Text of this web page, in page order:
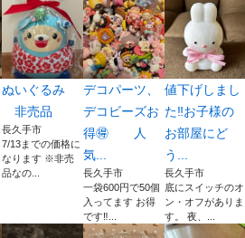
ぬいぐるみ
非売品
長久手市
7/13までの価格に
なります ※非売
品なの...
デコパーツ、
デコビーズお
得🉐 人
気...
長久手市
一袋600円で50個
入ってます お得
です‼️...
値下げしまし
た‼️お子様の
お部屋にど
う...
長久手市
底にスイッチのオ
ン・オフがありま
す。 夜、...